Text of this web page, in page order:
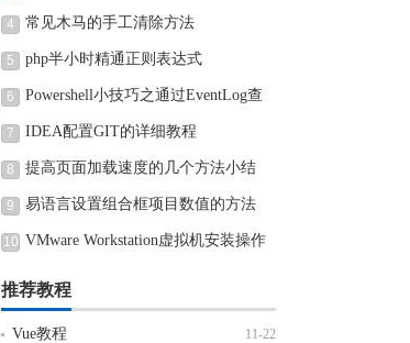
细步骤
4 常见木马的手工清除方法
5 php半小时精通正则表达式
6
Powershell小技巧之通过EventLog查
看近期电脑开机和关机时间
7 IDEA配置GIT的详细教程
8 提高页面加载速度的几个方法小结
9 易语言设置组合框项目数值的方法
10 VMware Workstation虚拟机安装操作
推荐教程
11-22
Vue教程